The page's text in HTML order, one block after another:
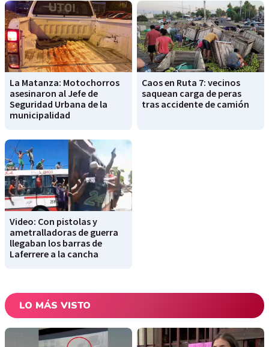
La Matanza: Motochorros
asesinaron al Jefe de
Seguridad Urbana de la
municipalidad
Caos en Ruta 7: vecinos
saquean carga de peras
tras accidente de camión
Video: Con pistolas y
ametralladoras de guerra
llegaban los barras de
Laferrere a la cancha
LO MÁS VISTO